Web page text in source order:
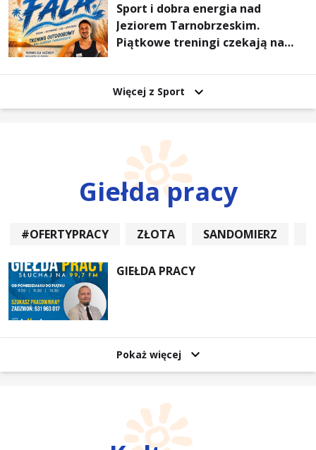
Sport i dobra energia nad
Jeziorem Tarnobrzeskim.
Piątkowe treningi czekają na
Więcej z Sport
Giełda pracy
#OFERTYPRACY ZŁOTA SANDOMIERZ
GIEŁDA PRACY
Pokaż więcej